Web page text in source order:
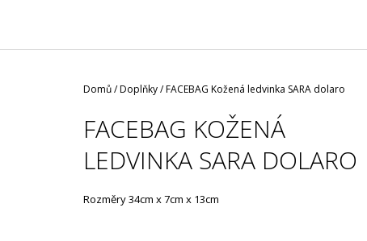
Domů/Doplňky/FACEBAG Kožená ledvinka SARA dolaro
FACEBAG KOŽENÁ
LEDVINKA SARA DOLARO
Rozměry 34cm x 7cm x 13cm